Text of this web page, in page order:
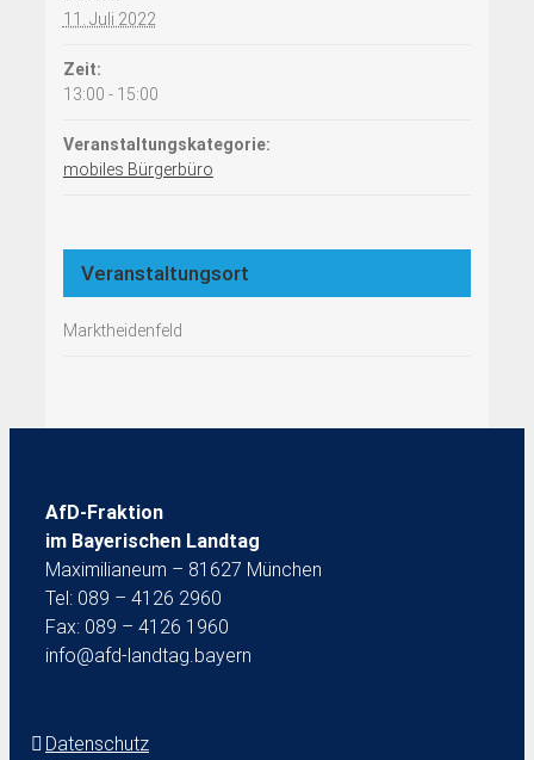
11. Juli 2022
Zeit:
13:00 - 15:00
Veranstaltungskategorie:
mobiles Bürgerbüro
Veranstaltungsort
Marktheidenfeld
AfD-Fraktion
im Bayerischen Landtag
Maximilianeum – 81627 München
Tel: 089 – 4126 2960
Fax: 089 – 4126 1960
info@afd-landtag.bayern
Datenschutz